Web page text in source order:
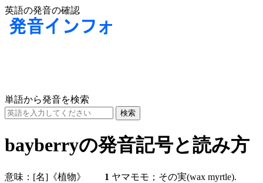
英語の発音の確認
単語から発音を検索
bayberryの発音記号と読み方
意味： [名] 《植物》 1 ヤマモモ；その実(wax myrtle).